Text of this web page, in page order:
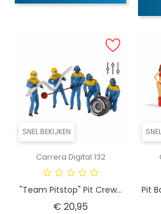
SNEL BEKIJKEN
Carrera Digital 132
"Team Pitstop" Pit Crew...
€ 20,95
Pit